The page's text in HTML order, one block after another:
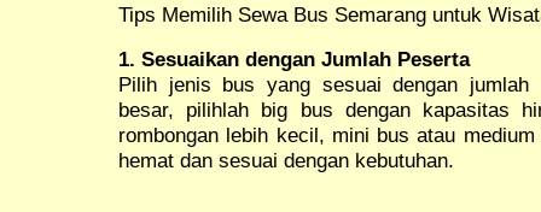
Tips Memilih Sewa Bus Semarang untuk
1. Sesuaikan dengan Jumlah Peserta
Pilih jenis bus yang sesuai dengan jumlah
besar, pilihlah big bus dengan kapasitas
rombongan lebih kecil, mini bus atau
hemat dan sesuai dengan kebutuhan.